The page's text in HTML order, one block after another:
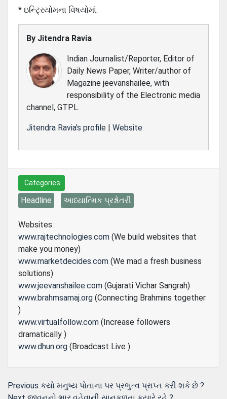
* ઇન્ટ્રિયોમના વિષયોમાં.
By Jitendra Ravia
Indian Journalist/Reporter, Editor of
Daily News Paper, Writer/author of
Magazine jeevanshailee, with
responsibility of the Electronic media
channel, GTPL.
Jitendra Ravia's profile | Website
Categories
Headline આધ્યાત્મિક પ્રશ્નોતરી
Websites :
www.rajtechnologies.com (We build websites that
make you money)
www.marketdecides.com (We mad a fresh business
solutions)
www.jeevanshailee.com (Gujarati Vichar Sangrah)
www.brahmsamaj.org (Connecting Brahmins together
)
www.virtualfollow.com (Increase followers
dramatically )
www.dhun.org (Broadcast Live )
Post
Previous Previous
કયો મનુષ્ય પોતાના પર પ્રભુત્વ પ્રાપ્ત કરી શકે છે ?